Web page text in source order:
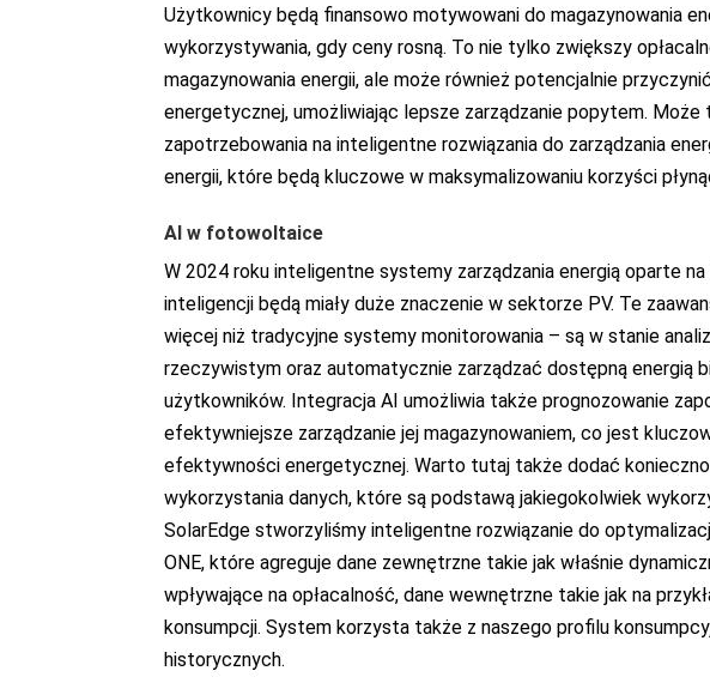
Użytkownicy będą finansowo motywowani do magazynowania
wykorzystywania, gdy ceny rosną. To nie tylko zwiększy
magazynowania energii, ale może również potencjalnie
energetycznej, umożliwiając lepsze zarządzanie popytem.
zapotrzebowania na inteligentne rozwiązania do zarządzania
energii, które będą kluczowe w maksymalizowaniu korzyści
AI w fotowoltaice
W 2024 roku inteligentne systemy zarządzania energią oparte
inteligencji będą miały duże znaczenie w sektorze PV. Te
więcej niż tradycyjne systemy monitorowania – są w stanie
rzeczywistym oraz automatycznie zarządzać dostępną energią
użytkowników. Integracja AI umożliwia także prognozowanie
efektywniejsze zarządzanie jej magazynowaniem, co jest
efektywności energetycznej. Warto tutaj także dodać
wykorzystania danych, które są podstawą jakiegokolwiek
SolarEdge stworzyliśmy inteligentne rozwiązanie do
ONE, które agreguje dane zewnętrzne takie jak właśnie
wpływające na opłacalność, dane wewnętrzne takie jak na
konsumpcji. System korzysta także z naszego profilu
historycznych.